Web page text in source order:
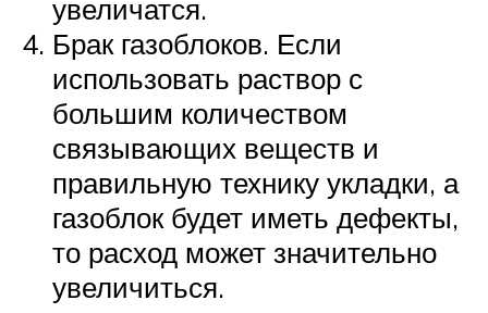
увеличатся.
Брак газоблоков. Если
использовать раствор с
большим количеством
связывающих веществ и
правильную технику укладки, а
газоблок будет иметь дефекты,
то расход может значительно
увеличиться.